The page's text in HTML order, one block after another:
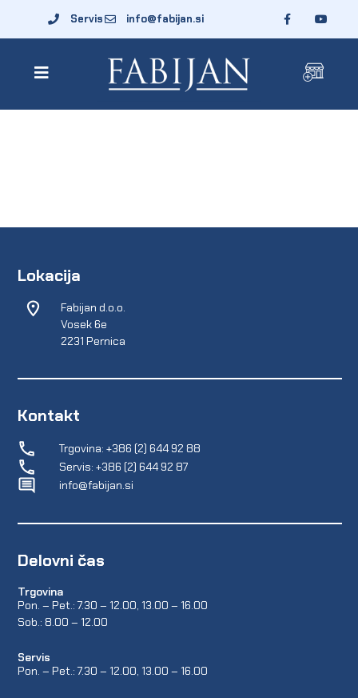
Servis info@fabijan.si
Lokacija
Fabijan d.o.o.
Vosek 6e
2231 Pernica
Kontakt
Trgovina: +386 (2) 644 92 88
Servis: +386 (2) 644 92 87
info@fabijan.si
Delovni čas
Trgovina
Pon. – Pet.: 7.30 – 12.00, 13.00 – 16.00
Sob.: 8.00 – 12.00
Servis
Pon. – Pet.: 7.30 – 12.00, 13.00 – 16.00